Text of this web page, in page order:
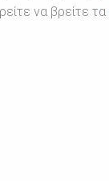
να βρείτε τα